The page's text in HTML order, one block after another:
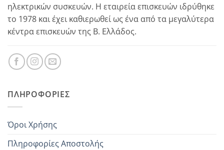
ηλεκτρικών συσκευών. Η εταιρεία επισκευών ιδρύθηκε
το 1978 και έχει καθιερωθεί ως ένα από τα μεγαλύτερα
κέντρα επισκευών της Β. Ελλάδος.
ΠΛΗΡΟΦΟΡΊΕΣ
Όροι Χρήσης
Πληροφορίες Αποστολής